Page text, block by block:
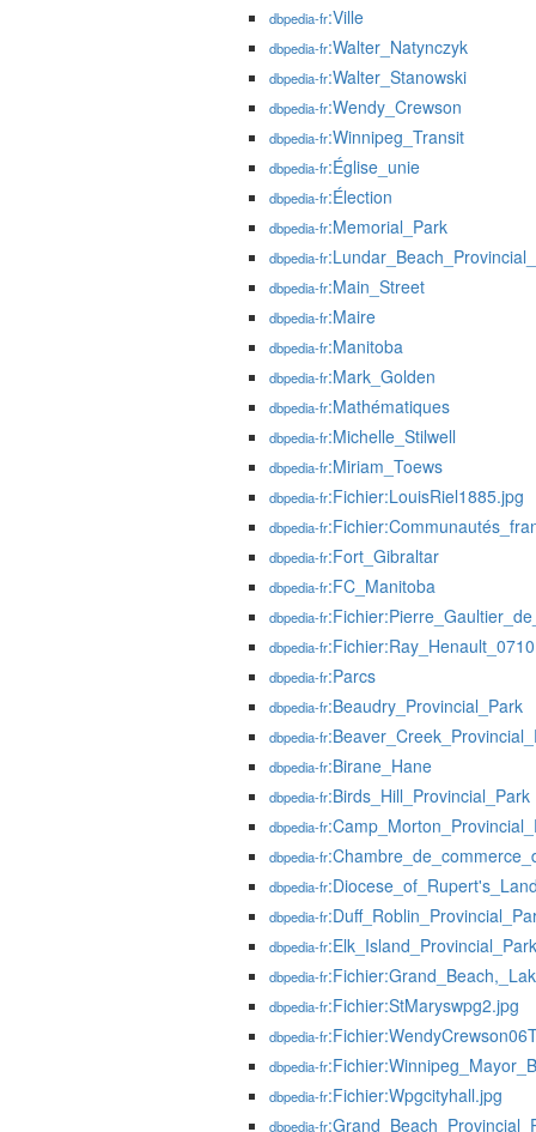
dbpedia-fr:Ville
dbpedia-fr:Walter_Natynczyk
dbpedia-fr:Walter_Stanowski
dbpedia-fr:Wendy_Crewson
dbpedia-fr:Winnipeg_Transit
dbpedia-fr:Église_unie
dbpedia-fr:Élection
dbpedia-fr:Memorial_Park
dbpedia-fr
dbpedia-fr:Main_Street
dbpedia-fr:Maire
dbpedia-fr:Manitoba
dbpedia-fr:Mark_Golden
dbpedia-fr:Mathématiques
dbpedia-fr:Michelle_Stilwell
dbpedia-fr:Miriam_Toews
dbpedia-fr:Fichier:LouisRiel1885.jpg
dbpedia-fr
dbpedia-fr:Fort_Gibraltar
dbpedia-fr:FC_Manitoba
dbpedia-fr
dbpedia-fr
dbpedia-fr:Parcs
dbpedia-fr:Beaudry_Provincial_Park
dbpedia-fr
dbpedia-fr:Birane_Hane
dbpedia-fr:Birds_Hill_Provincial_Park
dbpedia-fr
dbpedia-fr
dbpedia-fr
dbpedia-fr
dbpedia-fr:Elk_Island_Provincial_Park
dbpedia-fr
dbpedia-fr:Fichier:StMaryswpg2.jpg
dbpedia-fr
dbpedia-fr
dbpedia-fr:Fichier:Wpgcityhall.jpg
dbpedia-fr